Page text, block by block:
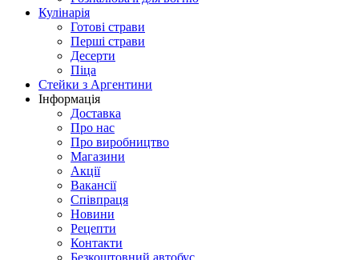
Кулінарія
Готові страви
Перші страви
Десерти
Піца
Стейки з Аргентини
Інформація
Доставка
Про нас
Про виробництво
Магазини
Акції
Вакансії
Співпраця
Новини
Рецепти
Контакти
Безкоштовний автобус